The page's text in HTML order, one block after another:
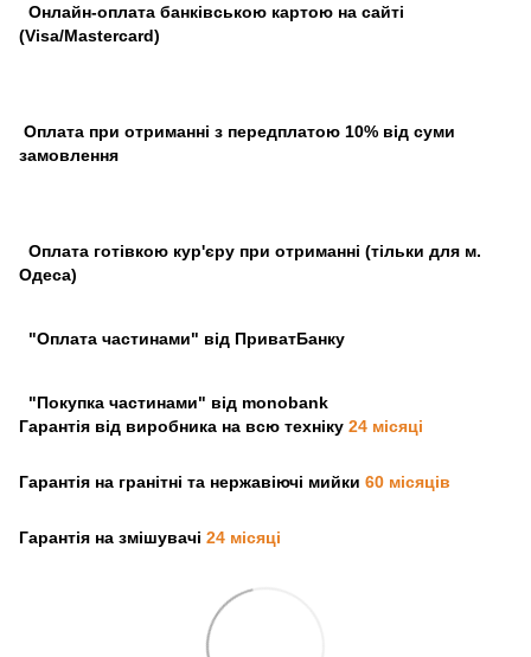
Онлайн-оплата банківською картою на сайті
(Visa/Mastercard)
Оплата при отриманні з передплатою 10% від суми
замовлення
Оплата готівкою кур'єру при отриманні (тільки для м.
Одеса)
"Оплата частинами" від ПриватБанку
"Покупка частинами" від monobank
Гарантія від виробника на всю техніку 24 місяці
Гарантія на гранітні та нержавіючі мийки 60 місяців
Гарантія на змішувачі 24 місяці